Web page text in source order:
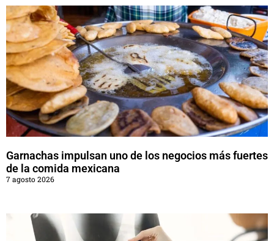
Garnachas impulsan uno de los negocios más fuertes
de la comida mexicana
7 agosto 2026